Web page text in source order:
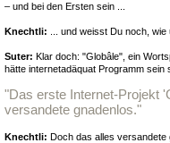
– und bei den Ersten sein ...
Knechtli: ... und weisst Du noch,
Suter: Klar doch: "Globâle", ein
hätte internetadäquat Programm sein
"Das erste Internet-Projekt
versandete gnadenlos."
Knechtli: Doch das alles versandete